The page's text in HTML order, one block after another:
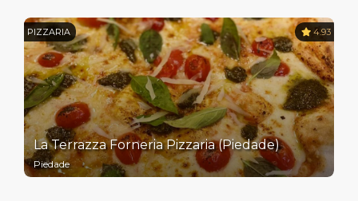
PIZZARIA 4.93
La Terrazza Forneria Pizzaria (Piedade)
Piedade